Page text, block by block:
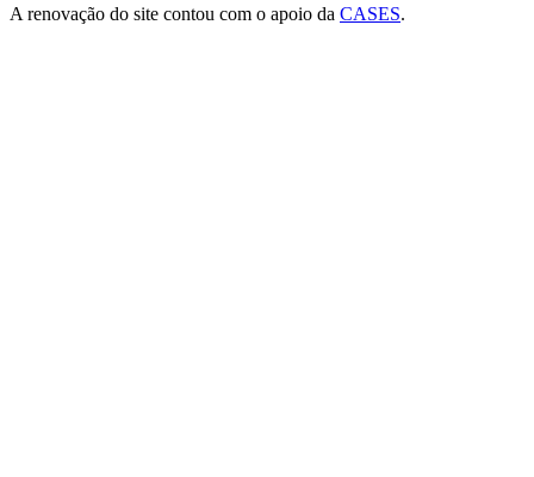
A renovação do site contou com o apoio da CASES.